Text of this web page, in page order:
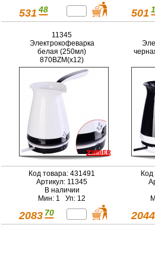
531 48 501
11345
Электрокофеварка
белая (250мл)
870ВZM(х12)
Код товара: 431491
Артикул: 11345
В наличии
Мин: 1 Уп: 12
2083 70
Код
2044